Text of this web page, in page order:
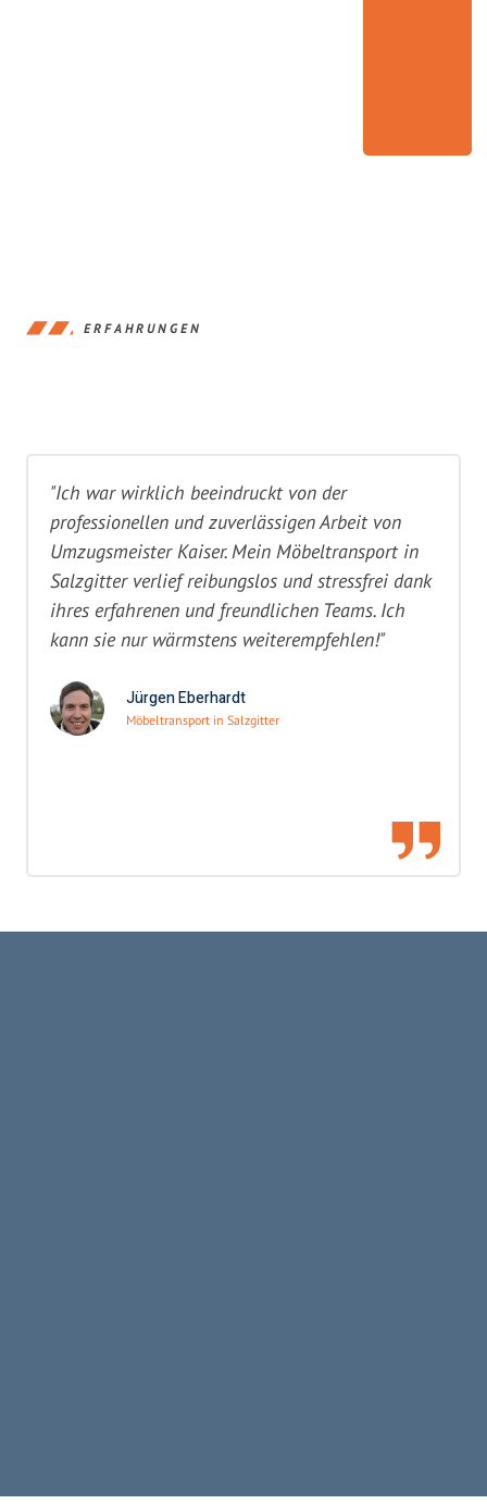
ERFAHRUNGEN
"Ich war wirklich beeindruckt von der
professionellen und zuverlässigen Arbeit von
Umzugsmeister Kaiser. Mein Möbeltransport in
Salzgitter verlief reibungslos und stressfrei dank
ihres erfahrenen und freundlichen Teams. Ich
kann sie nur wärmstens weiterempfehlen!"
Jürgen Eberhardt
Möbeltransport in Salzgitter